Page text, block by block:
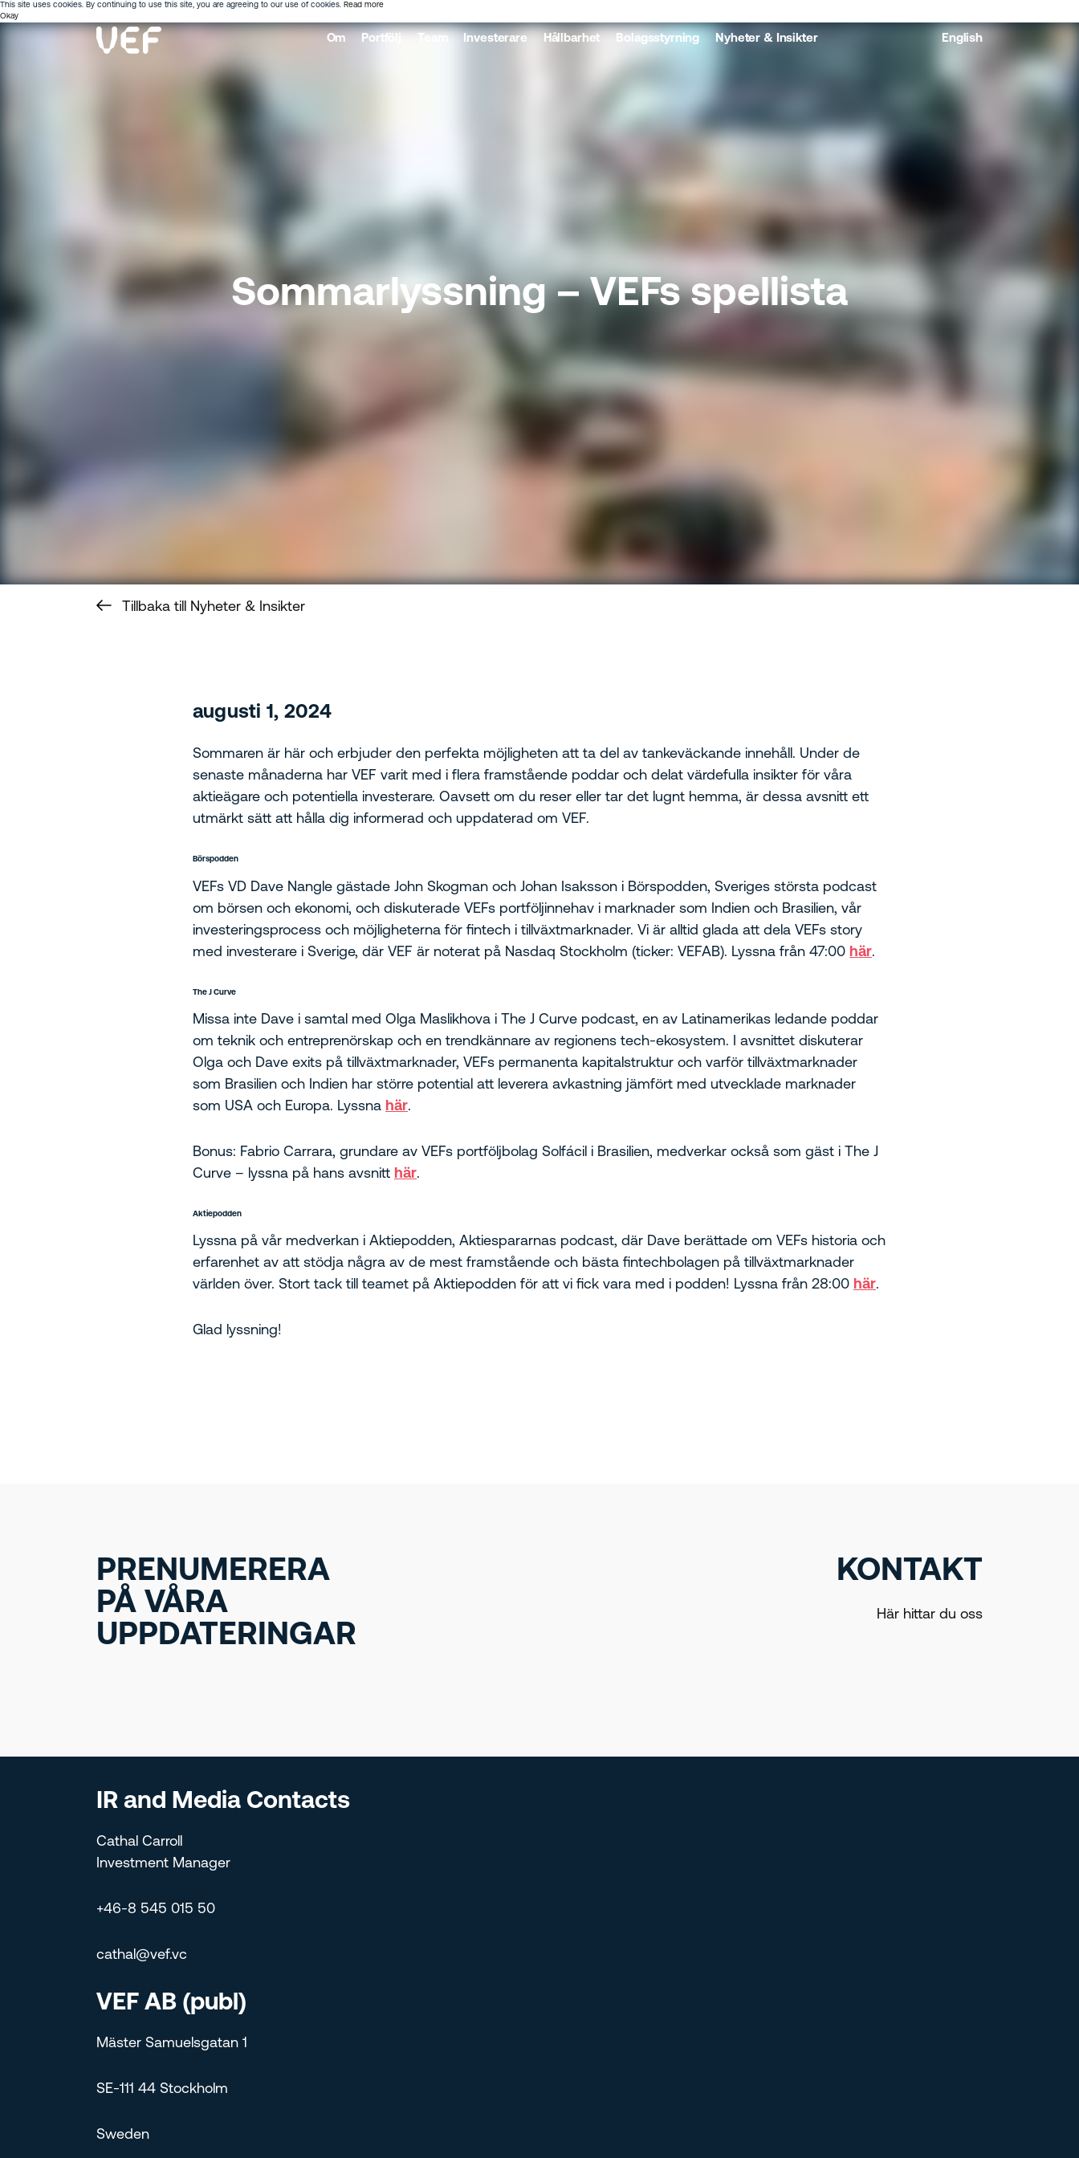
This site uses cookies. By continuing to use this site, you are agreeing to our use of cookies. Read more
Okay
Om Portfölj Team Investerare Hållbarhet Bolagsstyrning Nyheter & Insikter English
Sommarlyssning – VEFs spellista
Tillbaka till Nyheter & Insikter
augusti 1, 2024
Sommaren är här och erbjuder den perfekta möjligheten att ta del av tankeväckande innehåll. Under de
senaste månaderna har VEF varit med i flera framstående poddar och delat värdefulla insikter för våra
aktieägare och potentiella investerare. Oavsett om du reser eller tar det lugnt hemma, är dessa avsnitt ett
utmärkt sätt att hålla dig informerad och uppdaterad om VEF.
Börspodden
VEFs VD Dave Nangle gästade John Skogman och Johan Isaksson i Börspodden, Sveriges största podcast
om börsen och ekonomi, och diskuterade VEFs portföljinnehav i marknader som Indien och Brasilien, vår
investeringsprocess och möjligheterna för fintech i tillväxtmarknader. Vi är alltid glada att dela VEFs story
med investerare i Sverige, där VEF är noterat på Nasdaq Stockholm (ticker: VEFAB). Lyssna från 47:00 här.
The J Curve
Missa inte Dave i samtal med Olga Maslikhova i The J Curve podcast, en av Latinamerikas ledande poddar
om teknik och entreprenörskap och en trendkännare av regionens tech-ekosystem. I avsnittet diskuterar
Olga och Dave exits på tillväxtmarknader, VEFs permanenta kapitalstruktur och varför tillväxtmarknader
som Brasilien och Indien har större potential att leverera avkastning jämfört med utvecklade marknader
som USA och Europa. Lyssna här.
Bonus: Fabrio Carrara, grundare av VEFs portföljbolag Solfácil i Brasilien, medverkar också som gäst i The J
Curve – lyssna på hans avsnitt här.
Aktiepodden
Lyssna på vår medverkan i Aktiepodden, Aktiespararnas podcast, där Dave berättade om VEFs historia och
erfarenhet av att stödja några av de mest framstående och bästa fintechbolagen på tillväxtmarknader
världen över. Stort tack till teamet på Aktiepodden för att vi fick vara med i podden! Lyssna från 28:00 här.
Glad lyssning!
PRENUMERERA
PÅ VÅRA
UPPDATERINGAR
KONTAKT
Här hittar du oss
IR and Media Contacts
Cathal Carroll
Investment Manager
+46-8 545 015 50
cathal@vef.vc
VEF AB (publ)
Mäster Samuelsgatan 1
SE-111 44 Stockholm
Sweden